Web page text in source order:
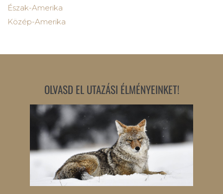
Észak-Amerika
Közép-Amerika
OLVASD EL UTAZÁSI ÉLMÉNYEINKET!